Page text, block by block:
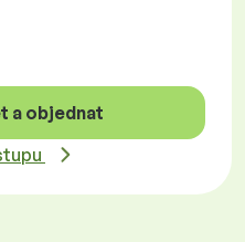
a objednat